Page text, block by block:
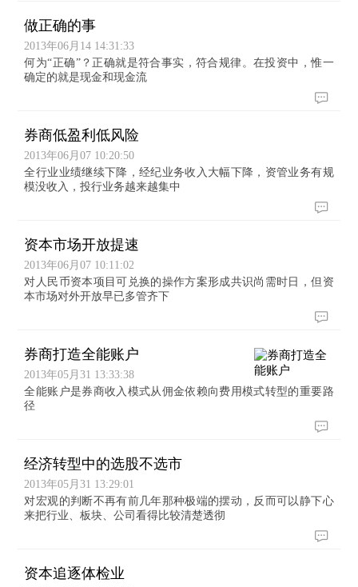
做正确的事
2013年06月14 14:31:33
何为“正确”？正确就是符合事实，符合规律。在投资中，惟一
确定的就是现金和现金流
券商低盈利低风险
2013年06月07 10:20:50
全行业业绩继续下降，经纪业务收入大幅下降，资管业务有规
模没收入，投行业务越来越集中
资本市场开放提速
2013年06月07 10:11:02
对人民币资本项目可兑换的操作方案形成共识尚需时日，但资
本市场对外开放早已多管齐下
券商打造全能账户
2013年05月31 13:33:38
全能账户是券商收入模式从佣金依赖向费用模式转型的重要路
径
经济转型中的选股不选市
2013年05月31 13:29:01
对宏观的判断不再有前几年那种极端的摆动，反而可以静下心
来把行业、板块、公司看得比较清楚透彻
资本追逐体检业